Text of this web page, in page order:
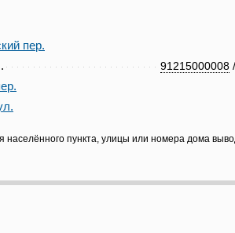
пер.
91215000008
населённого пункта, улицы или номера дома